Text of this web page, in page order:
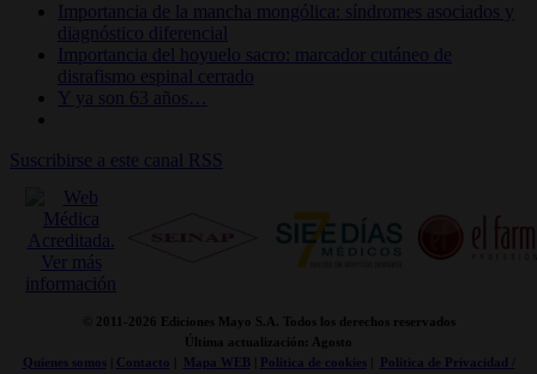
Importancia de la mancha mongólica: síndromes asociados y
diagnóstico diferencial
Importancia del hoyuelo sacro: marcador cutáneo de
disrafismo espinal cerrado
Y ya son 63 años…
Suscribirse a este canal RSS
© 2011-2026 Ediciones Mayo S.A. Todos los derechos reservados
Última actualización: Agosto
Quienes somos| Contacto Mapa WEB| Politica de cookies|
Politica de Privacidad /